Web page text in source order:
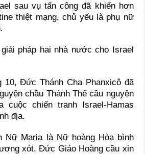
sau vụ tấn công đã khiến hơn
thiệt mạng, chủ yếu là phụ nữ
pháp hai nhà nước cho Israel
10, Đức Thánh Cha Phanxicô đã
chầu Thánh Thể cầu nguyện
cuộc chiến tranh Israel-Hamas
địa.
Nữ Maria là Nữ hoàng Hòa bình
xót, Đức Giáo Hoàng cầu xin